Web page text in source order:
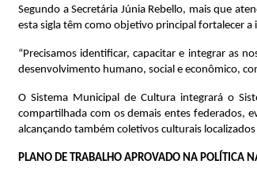
Segundo a Secretária Júnia Rebello, mais que
esta sigla têm como objetivo principal fortalecer a
“Precisamos identificar, capacitar e integrar as
desenvolvimento humano, social e econômico,
O Sistema Municipal de Cultura integrará o
compartilhada com os demais entes federados,
alcançando também coletivos culturais
PLANO DE TRABALHO APROVADO NA POLÍTICA